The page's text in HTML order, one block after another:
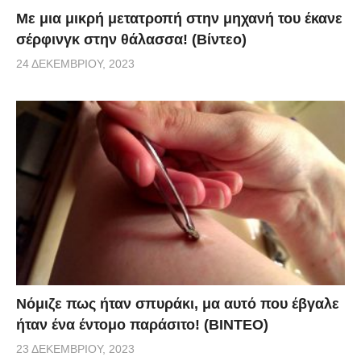
Με μια μικρή μετατροπή στην μηχανή του έκανε
σέρφινγκ στην θάλασσα! (Βίντεο)
24 ΔΕΚΕΜΒΡΊΟΥ, 2023
Νόμιζε πως ήταν σπυράκι, μα αυτό που έβγαλε
ήταν ένα έντομο παράσιτο! (BINTEO)
23 ΔΕΚΕΜΒΡΊΟΥ, 2023